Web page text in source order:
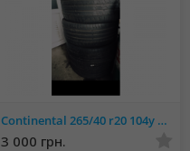
Continental 265/40 r20 104y цена за комплект
3 000 грн.